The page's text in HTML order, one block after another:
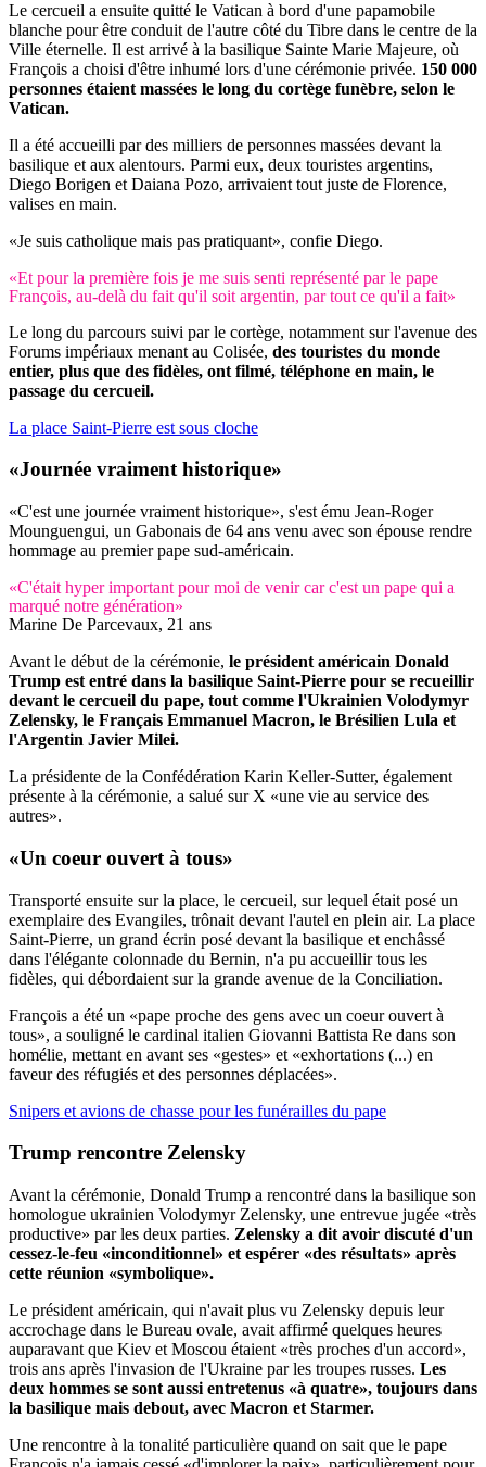
Le cercueil a ensuite quitté le Vatican à bord d'une papamobile
blanche pour être conduit de l'autre côté du Tibre dans le centre de la
Ville éternelle. Il est arrivé à la basilique Sainte Marie Majeure, où
François a choisi d'être inhumé lors d'une cérémonie privée. 150 000
personnes étaient massées le long du cortège funèbre, selon le
Vatican.
Il a été accueilli par des milliers de personnes massées devant la
basilique et aux alentours. Parmi eux, deux touristes argentins,
Diego Borigen et Daiana Pozo, arrivaient tout juste de Florence,
valises en main.
«Je suis catholique mais pas pratiquant», confie Diego.
«Et pour la première fois je me suis senti représenté par le pape
François, au-delà du fait qu'il soit argentin, par tout ce qu'il a fait»
Le long du parcours suivi par le cortège, notamment sur l'avenue des
Forums impériaux menant au Colisée, des touristes du monde
entier, plus que des fidèles, ont filmé, téléphone en main, le
passage du cercueil.
La place Saint-Pierre est sous cloche
«Journée vraiment historique»
«C'est une journée vraiment historique», s'est ému Jean-Roger
Mounguengui, un Gabonais de 64 ans venu avec son épouse rendre
hommage au premier pape sud-américain.
«C'était hyper important pour moi de venir car c'est un pape qui a
marqué notre génération»
Marine De Parcevaux, 21 ans
Avant le début de la cérémonie, le président américain Donald
Trump est entré dans la basilique Saint-Pierre pour se recueillir
devant le cercueil du pape, tout comme l'Ukrainien Volodymyr
Zelensky, le Français Emmanuel Macron, le Brésilien Lula et
l'Argentin Javier Milei.
La présidente de la Confédération Karin Keller-Sutter, également
présente à la cérémonie, a salué sur X «une vie au service des
autres».
«Un coeur ouvert à tous»
Transporté ensuite sur la place, le cercueil, sur lequel était posé un
exemplaire des Evangiles, trônait devant l'autel en plein air. La place
Saint-Pierre, un grand écrin posé devant la basilique et enchâssé
dans l'élégante colonnade du Bernin, n'a pu accueillir tous les
fidèles, qui débordaient sur la grande avenue de la Conciliation.
François a été un «pape proche des gens avec un coeur ouvert à
tous», a souligné le cardinal italien Giovanni Battista Re dans son
homélie, mettant en avant ses «gestes» et «exhortations (...) en
faveur des réfugiés et des personnes déplacées».
Snipers et avions de chasse pour les funérailles du pape
Trump rencontre Zelensky
Avant la cérémonie, Donald Trump a rencontré dans la basilique son
homologue ukrainien Volodymyr Zelensky, une entrevue jugée «très
productive» par les deux parties. Zelensky a dit avoir discuté d'un
cessez-le-feu «inconditionnel» et espérer «des résultats» après
cette réunion «symbolique».
Le président américain, qui n'avait plus vu Zelensky depuis leur
accrochage dans le Bureau ovale, avait affirmé quelques heures
auparavant que Kiev et Moscou étaient «très proches d'un accord»,
trois ans après l'invasion de l'Ukraine par les troupes russes. Les
deux hommes se sont aussi entretenus «à quatre», toujours dans
la basilique mais debout, avec Macron et Starmer.
Une rencontre à la tonalité particulière quand on sait que le pape